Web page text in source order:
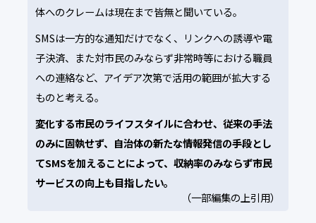
体へのクレームは現在まで皆無と聞いている。
SMSは一方的な通知だけでなく、リンクへの誘導や電
子決済、また対市民のみならず非常時等における職員
への連絡など、アイデア次第で活用の範囲が拡大する
ものと考える。
変化する市民のライフスタイルに合わせ、従来の手法
のみに固執せず、自治体の新たな情報発信の手段とし
てSMSを加えることによって、収納率のみならず市民
サービスの向上も目指したい。
（一部編集の上引用）